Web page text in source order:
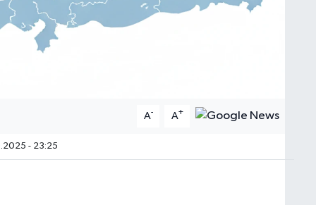
A- A+
- 23:25